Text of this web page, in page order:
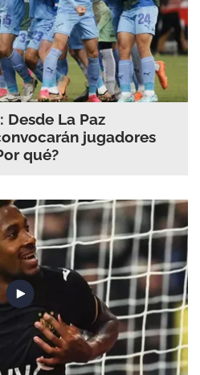
Desde La Paz
jugadores
qué?